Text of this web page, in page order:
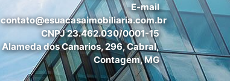
E-mail
contato@esuacasaimobiliaria.com.br
CNPJ 23.462.030/0001-15
Alameda dos Canarios, 296, Cabral,
Contagem, MG